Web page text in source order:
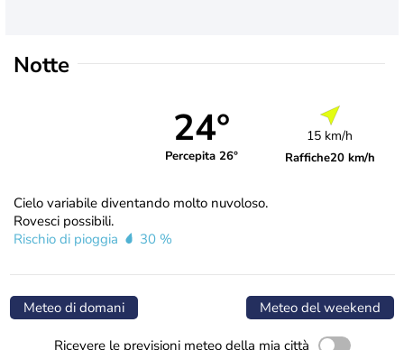
Notte
24°
Percepita 26°
15 km/h
Raffiche20 km/h
Cielo variabile diventando molto nuvoloso.
Rovesci possibili.
Rischio di pioggia
30 %
Meteo di domani Meteo del weekend
Ricevere le previsioni meteo della mia città